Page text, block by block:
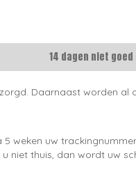
14 dagen niet
Daarnaast worden al
weken uw
niet thuis, dan wordt uw